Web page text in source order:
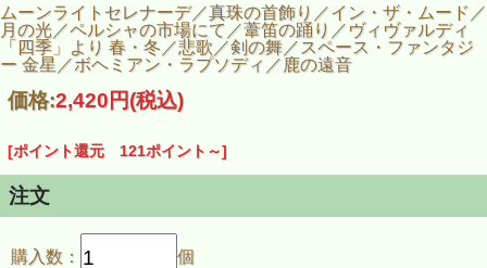
ムーンライトセレナーデ／真珠の首飾り／イン・ザ・ムード／
月の光／ペルシャの市場にて／葦笛の踊り／ヴィヴァルディ
「四季」より 春・冬／悲歌／剣の舞／スペース・ファンタジ
ー 金星／ボヘミアン・ラプソディ／鹿の遠音
価格:2,420円(税込)
[ポイント還元 121ポイント～]
注文
購入数： 個